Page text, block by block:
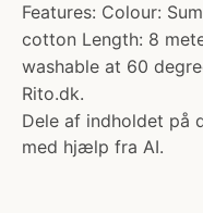
Features: Colour:
cotton Length: 8
washable at 60
Rito.dk.
Dele af indholdet på
med hjælp fra AI.